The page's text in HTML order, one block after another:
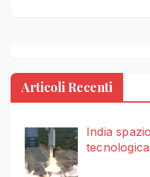
Articoli Recenti
India
tecnologica